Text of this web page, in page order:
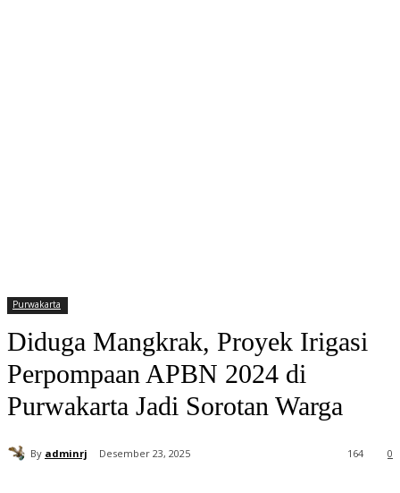
Purwakarta
Diduga Mangkrak, Proyek Irigasi
Perpompaan APBN 2024 di
Purwakarta Jadi Sorotan Warga
By adminrj Desember 23, 2025 0
164